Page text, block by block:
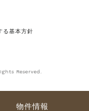
物件情報
る基本方針
Reserved.